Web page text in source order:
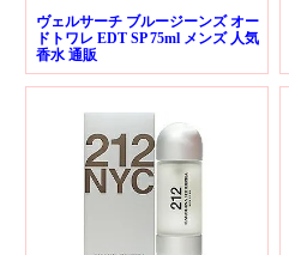
ヴェルサーチ ブルージーンズ オー
ドトワレ EDT SP 75ml メンズ 人気
香水 通販